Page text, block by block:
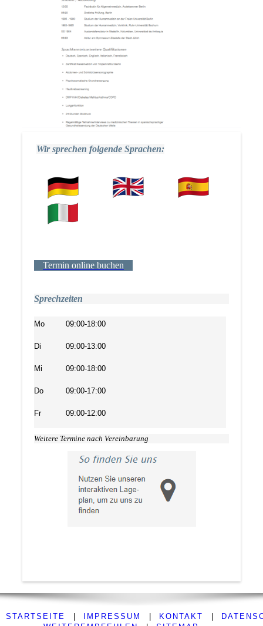
Wir sprechen folgende Sprachen:
Termin online buchen
Sprechzeiten
Mo 09:00-18:00
Di 09:00-13:00
Mi 09:00-18:00
Do 09:00-17:00
Fr 09:00-12:00
Weitere Termine nach Vereinbarung
STARTSEITE IMPRESSUM KONTAKT